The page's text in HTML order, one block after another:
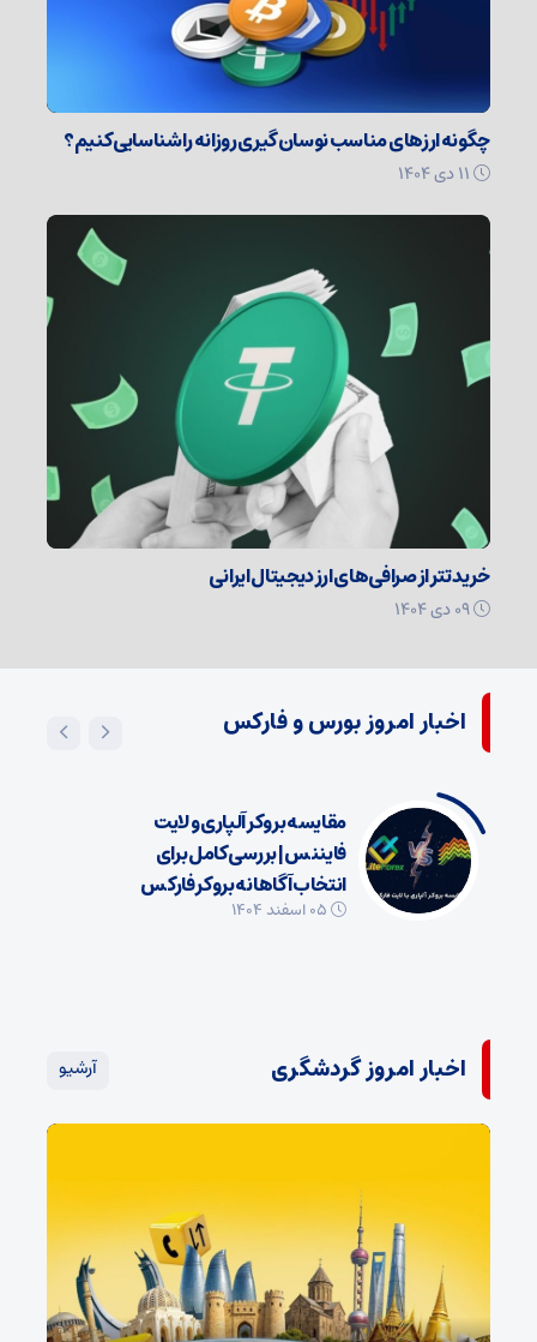
چگونه ارزهای مناسب نوسان گیری روزانه را شناسایی کنیم؟
خرید تتر از صرافی‌های ارز دیجیتال ایرانی
اخبار امروز بورس و فارکس
مقایسه بروکر آلپاری و لایت
فایننس | بررسی کامل برای
انتخاب آگاهانه بروکر فارکس
اخبار امروز گردشگری آرشیو